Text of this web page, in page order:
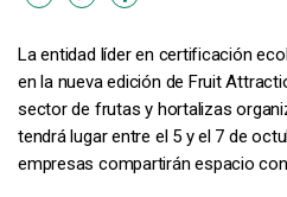
La entidad líder en certificación
en la nueva edición de Fruit
sector de frutas y hortalizas
tendrá lugar entre el 5 y el 7 de
empresas compartirán espacio